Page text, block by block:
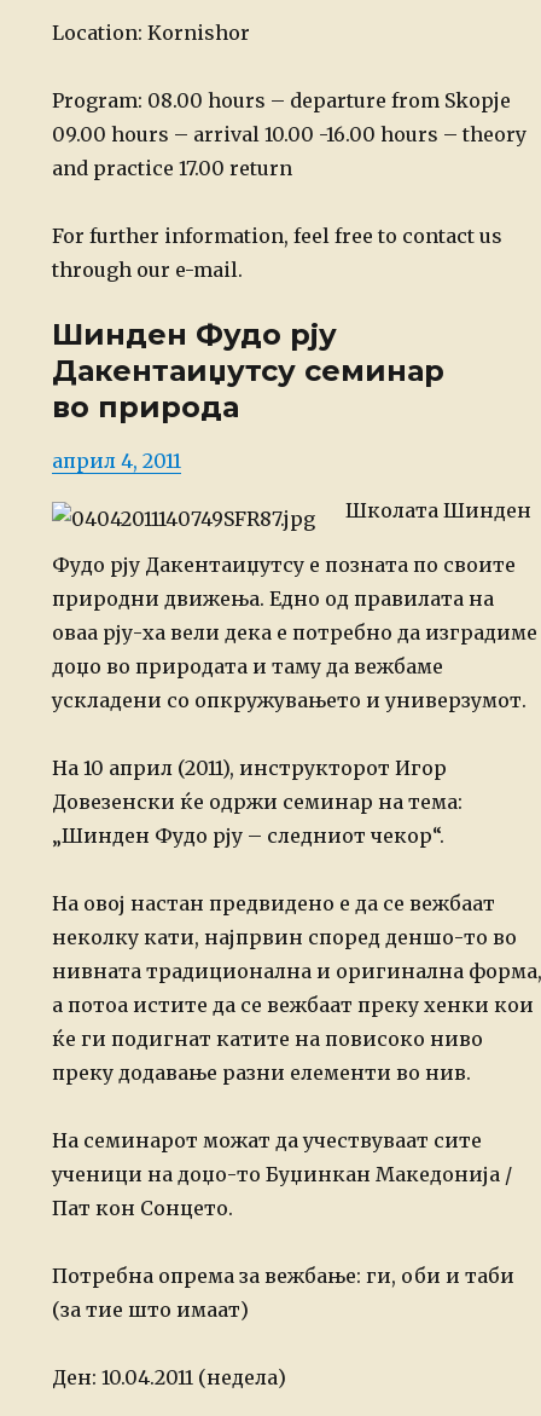
Location: Kornishor
Program: 08.00 hours – departure from Skopje
09.00 hours – arrival10.00 -16.00 hours – theory
and practice 17.00 return
For further information, feel free to contact us
through our e-mail.
Шинден Фудо рју
Дакентаиџутсу семинар
во природа
Posted
април 4, 2011
Школата Шинден
Фудо рју Дакентаиџутсу е позната по своите
природни движења. Едно од правилата на
оваа рју-ха вели дека е потребно да изградиме
доџо во природата и таму да вежбаме
ускладени со опкружувањето и универзумот.
На 10 април (2011), инструкторот Игор
Довезенски ќе одржи семинар на тема:
„Шинден Фудо рју – следниот чекор“.
На овој настан предвидено е да се вежбаат
неколку кати, најпрвин според деншо-то во
нивната традиционална и оригинална форма,
а потоа истите да се вежбаат преку хенки кои
ќе ги подигнат катите на повисоко ниво
преку додавање разни елементи во нив.
На семинарот можат да учествуваат сите
ученици надоџо-то Буџинкан Македонија /
Пат кон Сонцето.
Потребна опрема за вежбање: ги, оби и таби
(за тие што имаат)
Ден: 10.04.2011 (недела)